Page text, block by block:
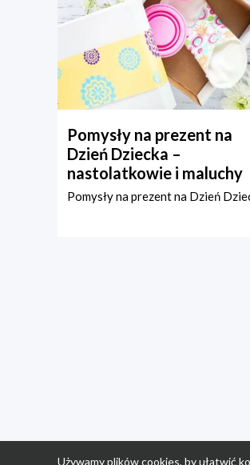
Pomysły na prezent na
Dzień Dziecka –
nastolatkowie i maluchy
Pomysły na prezent na Dzień
Używamy plików cookies, by ułatwić